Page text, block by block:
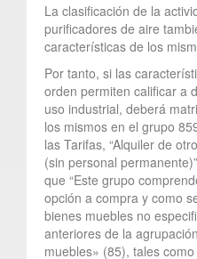
La clasificación de la
purificadores de aire
características de los
Por tanto, si las
orden permiten calificar a
uso industrial, deberá
los mismos en el grupo
las Tarifas, “Alquiler de
(sin personal
que “Este grupo
opción a compra y como
bienes muebles no
anteriores de la
muebles» (85), tales